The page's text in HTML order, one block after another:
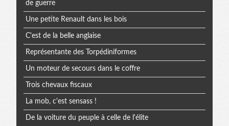
de guerre
Une petite Renault dans les bois
C'est de la belle anglaise
Représentante des Torpédiniformes
Un moteur de secours dans le coffre
Trois chevaux fiscaux
La mob, c'est sensass !
De la voiture du peuple à celle de l'élite